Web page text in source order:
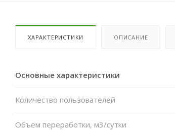
ХАРАКТЕРИСТИКИ ОПИСАНИЕ
Основные характеристики
Количество пользователей
Объем переработки, м3/сутки